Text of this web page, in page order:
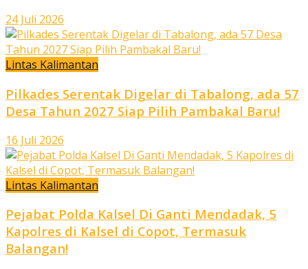
24 Juli 2026
Lintas Kalimantan
Pilkades Serentak Digelar di Tabalong, ada 57
Desa Tahun 2027 Siap Pilih Pambakal Baru!
16 Juli 2026
Lintas Kalimantan
Pejabat Polda Kalsel Di Ganti Mendadak, 5
Kapolres di Kalsel di Copot, Termasuk
Balangan!